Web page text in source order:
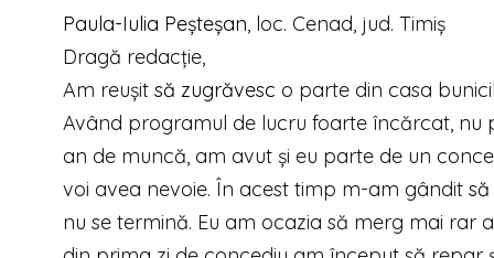
Paula-Iulia Peşteşan, loc. Cenad, jud. Timiş
Dragă redacţie,
Am reuşit să zugrăvesc o parte din casa
Având programul de lucru foarte încărcat, nu
an de muncă, am avut şi eu parte de un
voi avea nevoie. În acest timp m-am gândit
nu se termină. Eu am ocazia să merg mai rar